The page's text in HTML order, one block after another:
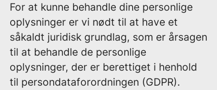
For at kunne behandle dine personlige
oplysninger er vi nødt til at have et
såkaldt juridisk grundlag, som er årsagen
til at behandle de personlige
oplysninger, der er berettiget i henhold
til persondataforordningen (GDPR).